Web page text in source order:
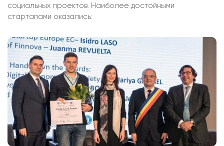
социальных проектов. Наиболее достойными
стартапами оказались: